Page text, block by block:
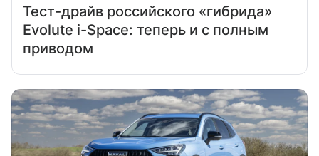
Тест-драйв российского «гибрида»
Evolute i-Space: теперь и с полным
приводом